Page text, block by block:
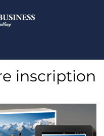
inscription